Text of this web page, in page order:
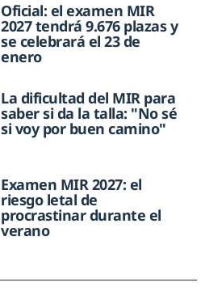
Oficial: el examen MIR
2027 tendrá 9.676 plazas y
se celebrará el 23 de
enero
La dificultad del MIR para
saber si da la talla: "No sé
si voy por buen camino"
Examen MIR 2027: el
riesgo letal de
procrastinar durante el
verano